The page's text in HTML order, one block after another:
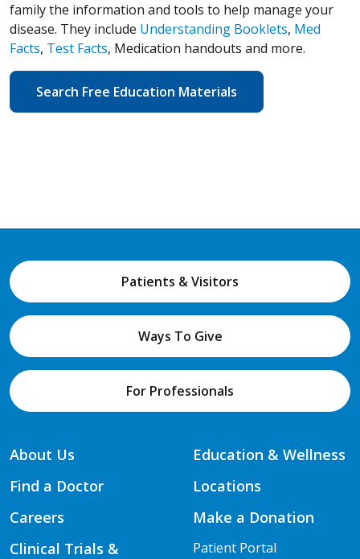
family the information and tools to help manage your
disease. They include Understanding Booklets, Med
Facts, Test Facts, Medication handouts and more.
Search Free Education Materials
Patients & Visitors
Ways To Give
For Professionals
About Us
Find a Doctor
Careers
Clinical Trials &
Education & Wellness
Locations
Make a Donation
Patient Portal